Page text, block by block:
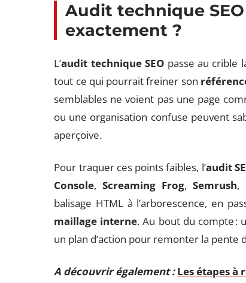
Audit technique
exactement ?
L’audit technique SEO passe au crible
tout ce qui pourrait freiner son
semblables ne voient pas une page
ou une organisation confuse peuvent
aperçoive.
Pour traquer ces points faibles, l’audit
Console,Screaming Frog, Semrush,
balisage HTML à l’arborescence, en
maillage interne. Au bout du compte :
un plan d’action pour remonter la pente
A découvrir également : Les étapes à